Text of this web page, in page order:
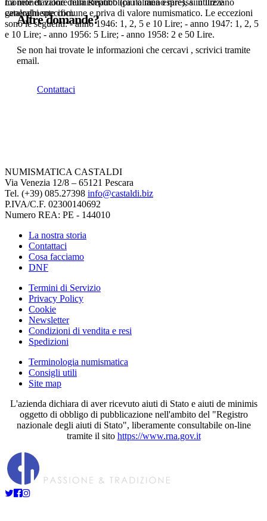
monete di valore numismatico (più o meno rare), si utilizzano
cataloghi specifici.
La monetazione della Repubblica italiana espressa in lire è
generalmente comune e priva di valore numismatico. Le eccezioni
sono le seguenti: - anno 1946: 1, 2, 5 e 10 Lire; - anno 1947: 1, 2, 5
e 10 Lire; - anno 1956: 5 Lire; - anno 1958: 2 e 50 Lire.
Altre domande?
Se non hai trovate le informazioni che cercavi , scrivici tramite
email.
Contattaci
NUMISMATICA CASTALDI
Via Venezia 12/8 – 65121 Pescara
Tel. (+39) 085.27398 info@castaldi.biz
P.IVA/C.F. 02300140692
Numero REA: PE - 144010
La nostra storia
Contattaci
Cosa facciamo
DNF
Termini di Servizio
Privacy Policy
Cookie
Newsletter
Condizioni di vendita e resi
Spedizioni
Terminologia numismatica
Consigli utili
Site map
L'azienda dichiara di aver ricevuto aiuti di Stato e aiuti de minimis
oggetto di obbligo di pubblicazione nell'ambito del "Registro
nazionale degli aiuti di Stato", liberamente consultabile on-line
tramite il sito https://www.rna.gov.it